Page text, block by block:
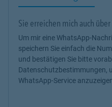
Sie erreichen mich auch
Um mir eine WhatsApp-
speichern Sie einfach die
und bestätigen Sie bitte
Datenschutzbestimmungen,
WhatsApp-Service